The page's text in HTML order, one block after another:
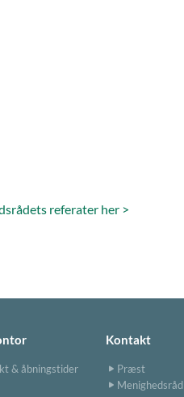
referater her >
& åbningstider
Kontakt
Præst
Menighedsråd